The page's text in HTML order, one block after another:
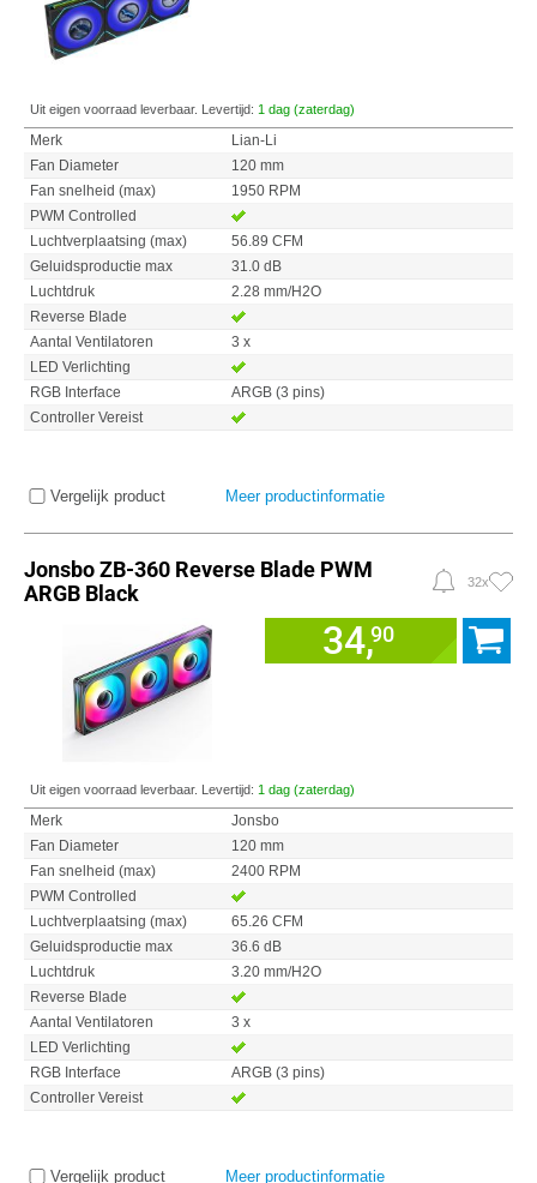
Uit eigen voorraad leverbaar. Levertijd: 1 dag (zaterdag)
Merk
Lian-Li
Fan Diameter
120 mm
Fan snelheid (max)
1950 RPM
PWM Controlled
Luchtverplaatsing (max)
56.89 CFM
Geluidsproductie max
31.0 dB
Luchtdruk
2.28 mm/H2O
Reverse Blade
Aantal Ventilatoren
3 x
LED Verlichting
RGB Interface
ARGB (3 pins)
Controller Vereist
Vergelijk product Meer productinformatie
Jonsbo ZB-360 Reverse Blade PWM
ARGB Black
32x
34,90
Uit eigen voorraad leverbaar. Levertijd: 1 dag (zaterdag)
Merk
Jonsbo
Fan Diameter
120 mm
Fan snelheid (max)
2400 RPM
PWM Controlled
Luchtverplaatsing (max)
65.26 CFM
Geluidsproductie max
36.6 dB
Luchtdruk
3.20 mm/H2O
Reverse Blade
Aantal Ventilatoren
3 x
LED Verlichting
RGB Interface
ARGB (3 pins)
Controller Vereist
Vergelijk product Meer productinformatie